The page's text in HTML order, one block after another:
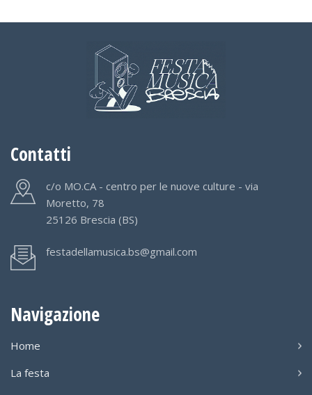
Contatti
c/o MO.CA - centro per le nuove culture - via
Moretto, 78
25126 Brescia (BS)
festadellamusica.bs@gmail.com
Navigazione
Home
La festa